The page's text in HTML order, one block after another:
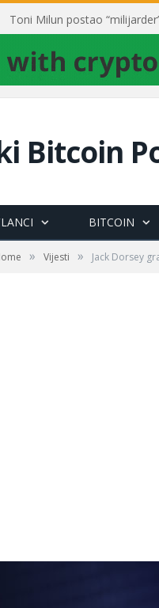
Bitcoin
BITCOIN
» Vijesti » Jack Dorsey